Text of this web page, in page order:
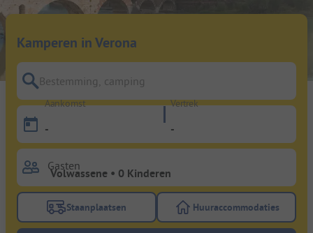
Kamperen in Verona
Bestemming, camping
Aankomst
-
Vertrek
-
Gasten
Gebruik de filterknop staanplaatsen om te zoeken
Staanplaatsen Gebruik de
Huuraccommodaties